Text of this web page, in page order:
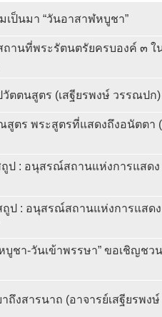
เป็นมา “วันอาสาฬหบูชา”
ถานที่พระรัตนตรัยครบองค์ ๓ ใ
ตตนสูตร (เสฐียรพงษ์ วรรณปก)
ตร พระสูตรที่แสดงถึงอนัตตา (
ป : อนุสรณ์สถานแห่งการแสดง
ป : อนุสรณ์สถานแห่งการแสดง
บูชา-วันเข้าพรรษา” ขอเชิญชว
ถึงสารนาถ (อาจารย์เสฐียรพง